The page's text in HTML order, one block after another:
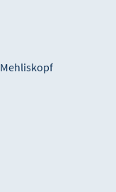
Mehliskopf